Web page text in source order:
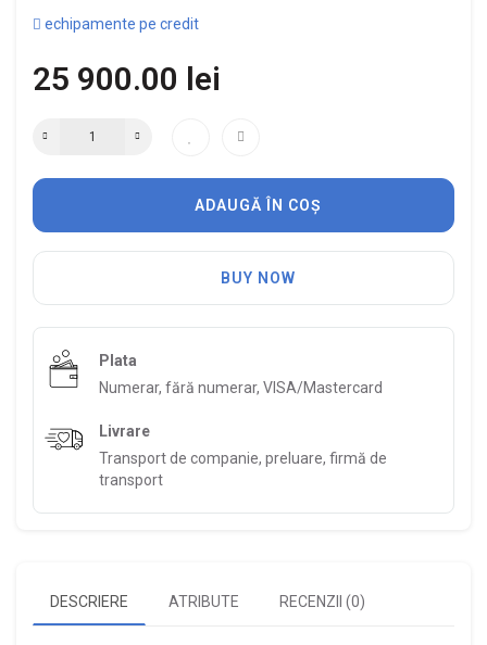
echipamente pe credit
25 900.00 lei
ADAUGĂ ÎN COȘ
BUY NOW
Plata
Numerar, fără numerar, VISA/Mastercard
Livrare
Transport de companie, preluare, firmă de
transport
DESCRIERE ATRIBUTE RECENZII (0)